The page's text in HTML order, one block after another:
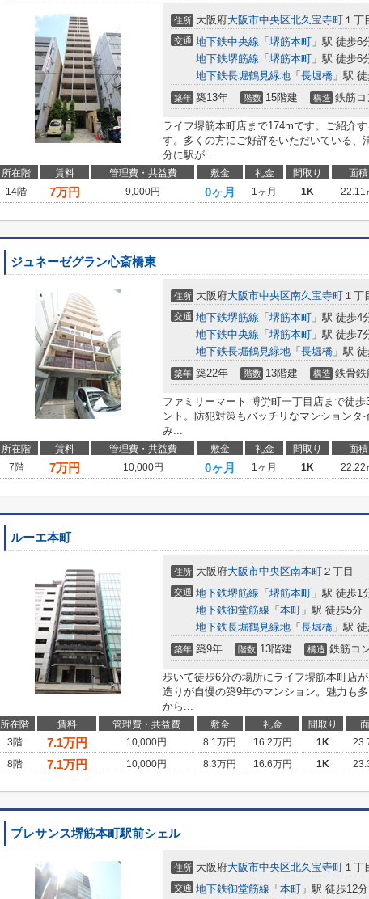
住所 大阪府大阪市中央区北久宝寺町 １丁
交通 地下鉄中央線 「 堺筋本町 」駅 徒歩6
地下鉄堺筋線 「 堺筋本町 」駅 徒歩6
地下鉄長堀鶴見緑地 「 長堀橋 」駅
築年 築13年 階数 15階建 構造 鉄筋コ
ライフ堺筋本町店まで174mです。ご紹介
す。多くの方にご好評をいただいている、
分に駅が...
所在階 賃料 管理費・共益費 敷金 礼金 間取り 面積
14階
7万円 9,000円 0ヶ月 1ヶ月 1K 22.11
ジュネーゼグラン心斎橋東
住所 大阪府大阪市中央区南久宝寺町 １丁
交通 地下鉄堺筋線 「 堺筋本町 」駅 徒歩4
地下鉄中央線 「 堺筋本町 」駅 徒歩7
地下鉄長堀鶴見緑地 「 長堀橋 」駅
築年 築22年 階数 13階建 構造 鉄骨鉄
ファミリーマート 博労町一丁目店まで徒
ント。防犯対策もバッチリなマンションタ
み...
所在階 賃料 管理費・共益費 敷金 礼金 間取り 面積
7階
7万円 10,000円 0ヶ月 1ヶ月 1K 22.22
ルーエ本町
住所 大阪府大阪市中央区南本町 ２丁目
交通 地下鉄堺筋線 「 堺筋本町 」駅 徒歩1
地下鉄御堂筋線 「 本町 」駅 徒歩5分
地下鉄長堀鶴見緑地 「 長堀橋 」駅
築年 築9年 階数 13階建 構造 鉄筋コ
歩いて徒歩6分の場所にライフ堺筋本町店
造りが自慢の築9年のマンション。魅力も
から...
所在階 賃料 管理費・共益費 敷金 礼金 間取り
3階
7.1万円 10,000円 8.1万円 16.2万円 1K
8階
7.1万円 10,000円 8.3万円 16.6万円 1K
プレサンス堺筋本町駅前シェル
住所 大阪府大阪市中央区北久宝寺町 １丁
交通 地下鉄御堂筋線 「 本町 」駅 徒歩12分